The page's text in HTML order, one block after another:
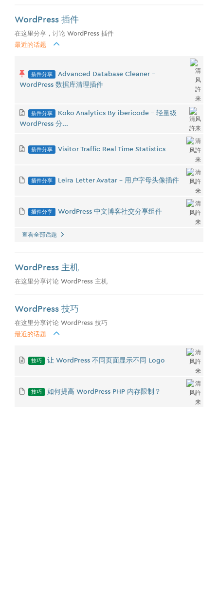
WordPress 插件
在这里分享，讨论 WordPress 插件
最近的话题
插件分享
Advanced Database Cleaner -
WordPress 数据库清理插件
插件分享
Koko Analytics By ibericode - 轻量级
WordPress 分...
插件分享 Visitor Traffic Real Time Statistics
插件分享 Leira Letter Avatar - 用户字母头像插件
插件分享 WordPress 中文博客社交分享组件
查看全部话题
WordPress 主机
在这里分享讨论 WordPress 主机
WordPress 技巧
在这里分享讨论 WordPress 技巧
最近的话题
技巧 让 WordPress 不同页面显示不同 Logo
技巧 如何提高 WordPress PHP 内存限制？